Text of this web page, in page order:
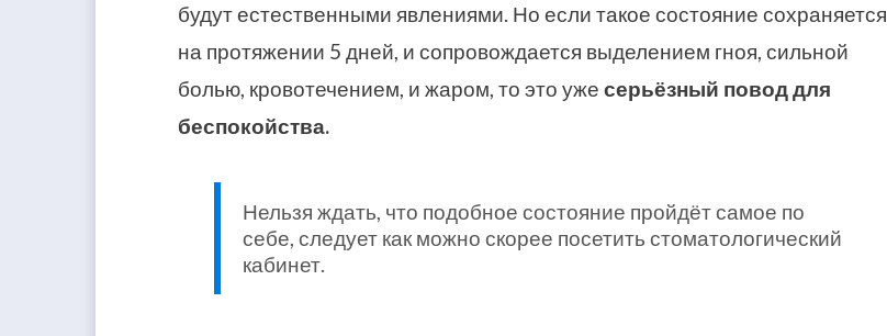
будут естественными явлениями. Но если такое состояние сохраняется
на протяжении 5 дней, и сопровождается выделением гноя, сильной
болью, кровотечением, и жаром, то это уже серьёзный повод для
беспокойства.
Нельзя ждать, что подобное состояние пройдёт самое по
себе, следует как можно скорее посетить стоматологический
кабинет.